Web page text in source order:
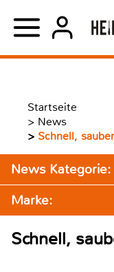
Startseite
> News
> Schnell,
News
Marke:
Schnell,